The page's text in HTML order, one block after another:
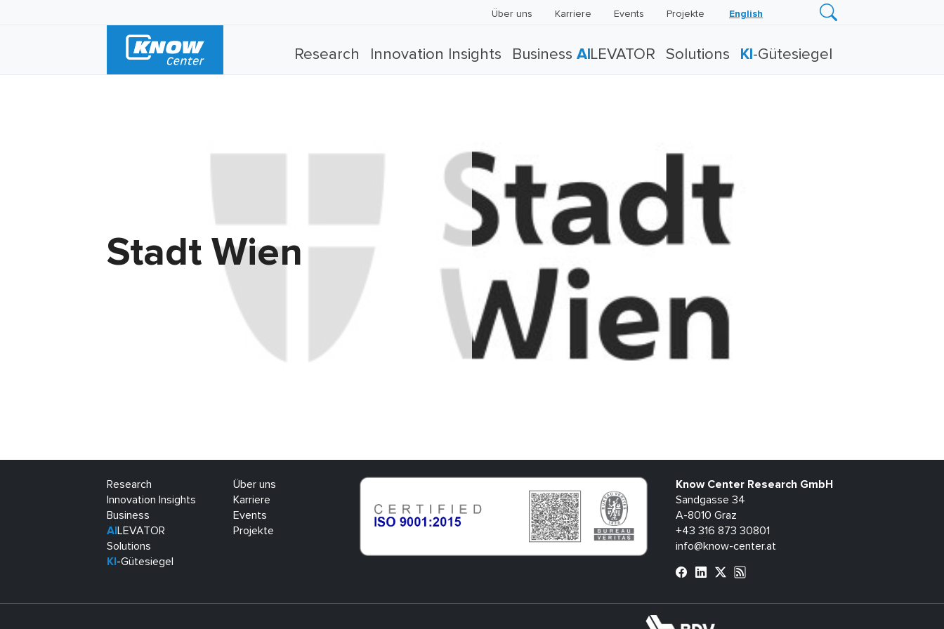
Über uns Karriere Events Projekte English
Research Innovation Insights Business AI LEVATOR Solutions KI -Gütesiegel
Stadt Wien
Research
Innovation Insights
Business
AI LEVATOR
Solutions
KI -Gütesiegel
Über uns
Karriere
Events
Projekte
Know Center Research GmbH
Sandgasse 34
A-8010 Graz
+43 316 873 30801
info@know-center.at
bdva